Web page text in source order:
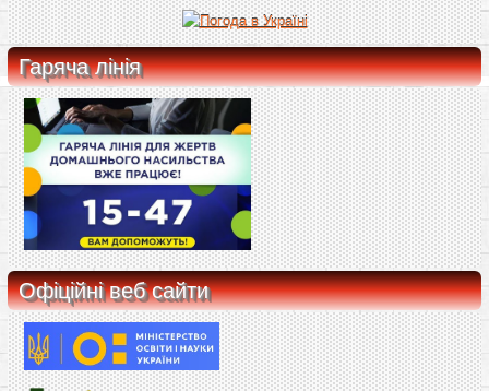
Гаряча лінія
Офіційні веб сайти